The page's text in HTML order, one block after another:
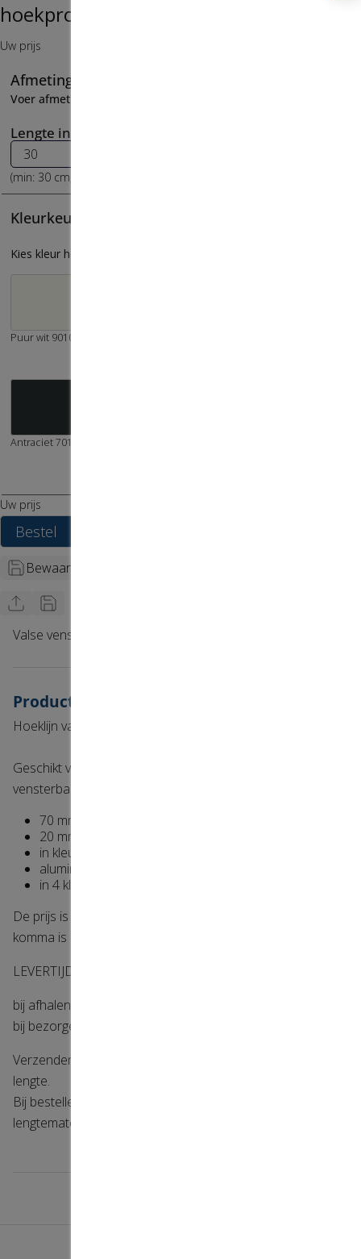
hoekprofiel 20 x 70 mm
Uw prijs
Afmetingen
Voer afmetingen in
Lengte in cm
(min: 30 cm
Kleurkeuze
Kies kleur hoeklijn
puur wit 9010
antraciet 7016
Uw prijs
Bestel
Bewaar + Nieuwe configureren
Valse vensterbank 20x70
Productinformatie
Hoeklijn van 20 x 30 mm aluminium, gelakt.
Geschikt voor montage op de muur, ook geschikt als valse
vensterbank.
70 mm
20 mm breed
in kleur gelakt
aluminium
in 4 kleuren verkrijgbaar, 9010, 9001, 7016, 9016
De prijs is per meter, bestellen per cm (1 cijfer achter de
komma is mogelijk)
LEVERTIJD
bij afhalen is 2 werkdagen
bij bezorgen is 1 tot 1.5 weken
Verzenden via postNL is helaas niet mogelijk gezien de
lengte.
Bij bestellen kiest u voor afhalen of bezorgen tegen tarief
lengtemateriaal.